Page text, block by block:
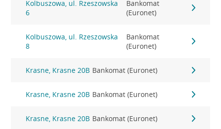
Kolbuszowa, ul. Rzeszowska
6
Bankomat
(Euronet)
Kolbuszowa, ul. Rzeszowska
8
Bankomat
(Euronet)
Krasne, Krasne 20B Bankomat (Euronet)
Krasne, Krasne 20B Bankomat (Euronet)
Krasne, Krasne 20B Bankomat (Euronet)